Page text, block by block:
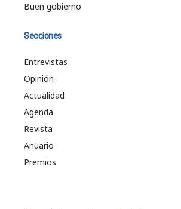
Buen gobierno
Secciones
Entrevistas
Opinión
Actualidad
Agenda
Revista
Anuario
Premios